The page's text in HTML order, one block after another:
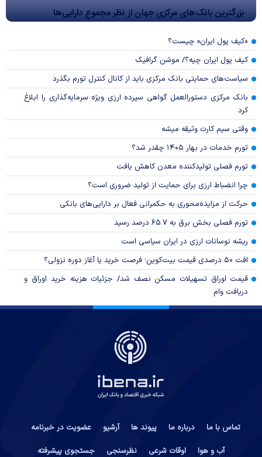
بزرگترین بانک‌های مرکزی جهان از نظر مجموع دارایی‌ها
«کیف پول ایران» چیست؟
کیف پول ایران چیه؟/ موشن گرافیک
سیاست‌های حمایتی بانک مرکزی باید از کانال کنترل تورم بگذرد
بانک مرکزی دستورالعمل گواهی سپرده ارزی ویژه سرمایه‌گذاری را ابلاغ
کرد
وقتی سیم کارت وثیقه میشه
تورم خدمات در بهار ۱۴۰۵ چقدر شد؟
تورم فصلی تولیدکننده معدن کاهش یافت
چرا انضباط ارزی برای حمایت از تولید ضروری است؟
حرکت از مزایده‌محوری به حکمرانی فعال بر دارایی‌های بانکی
تورم فصلی بخش برق به ۶۵.۷ درصد رسید
ریشه نوسانات ارزی در ایران سیاسی است
افت ۵۰ درصدی قیمت بیت‌کوین؛ فرصت خرید یا آغاز دوره نزولی؟
قیمت اوراق تسهیلات مسکن نصف شد/ جزئیات هزینه خرید اوراق و
دریافت وام
تماس با ما درباره ما پیوند ها آرشیو
عضویت در خبرنامه
آب و هوا
اوقات شرعی نظرسنجی جستجوی پیشرفته